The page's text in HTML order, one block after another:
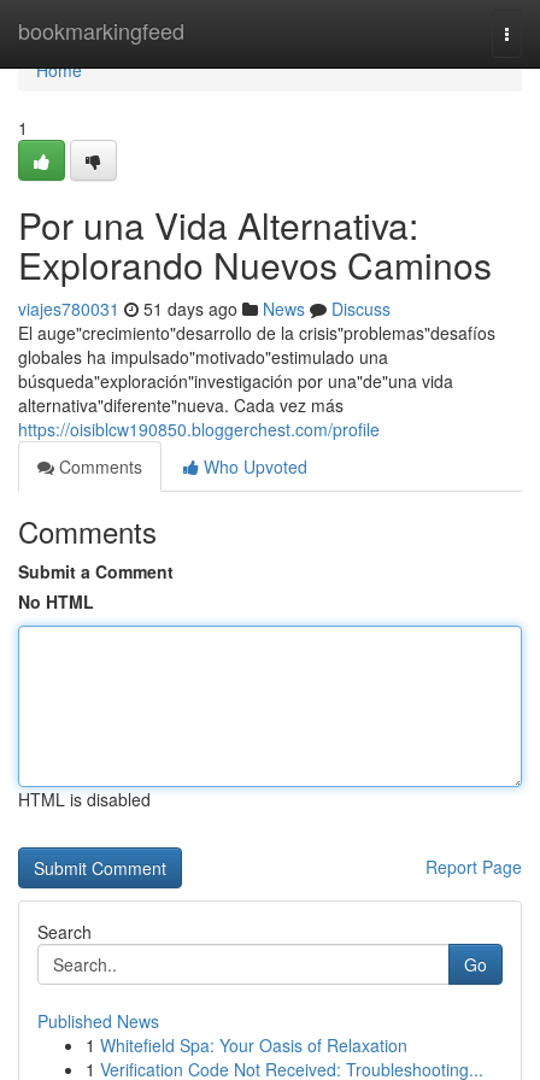
bookmarkingfeed
Home
Home
1
Por una Vida Alternativa:
Explorando Nuevos Caminos
viajes780031 51 days ago News
Discuss
El auge"crecimiento"desarrollo de la crisis"problemas"desafíos
globales ha impulsado"motivado"estimulado una
búsqueda"exploración"investigación por una"de"una vida
alternativa"diferente"nueva. Cada vez más
https://oisiblcw190850.bloggerchest.com/profile
Comments
Who Upvoted
Comments
Submit a Comment
No HTML
HTML is disabled
Report Page
Search
Go
Published News
1 Whitefield Spa: Your Oasis of Relaxation
1 Verification Code Not Received: Troubleshooting...